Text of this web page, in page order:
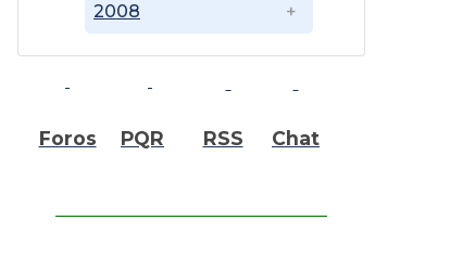
2008
Foros PQR RSS Chat